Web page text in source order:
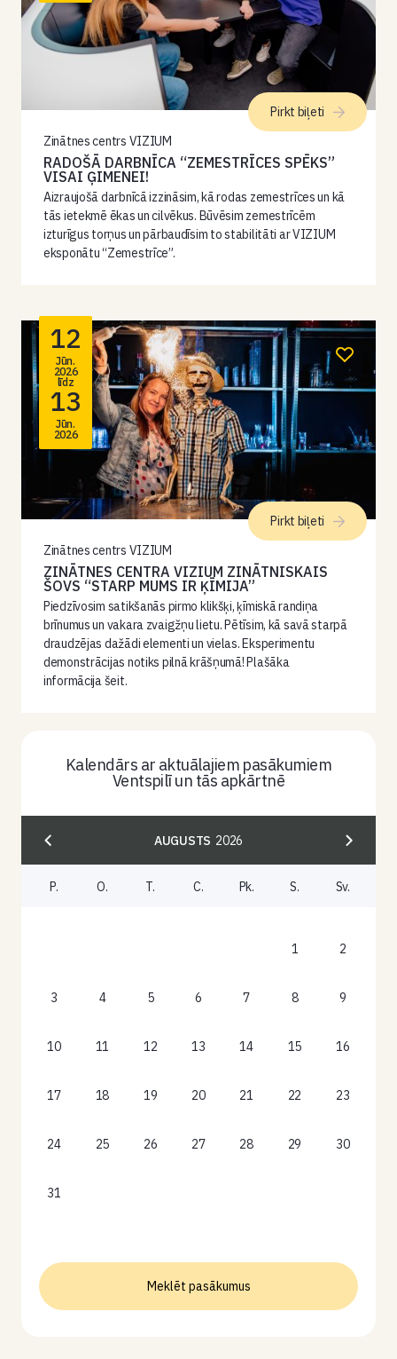
Zinātnes centrs VIZIUM
RADOŠĀ DARBNĪCA “ZEMESTRĪCES SPĒKS”
VISAI ĢIMENEI!
Aizraujošā darbnīcā izzināsim, kā rodas zemestrīces un kā
tās ietekmē ēkas un cilvēkus. Būvēsim zemestrīcēm
izturīgus torņus un pārbaudīsim to stabilitāti ar VIZIUM
eksponātu “Zemestrīce”.
Pirkt biļeti
12
Jūn.
2026
līdz
13
Jūn.
2026
Zinātnes centrs VIZIUM
ZINĀTNES CENTRA VIZIUM ZINĀTNISKAIS
ŠOVS “STARP MUMS IR ĶĪMIJA”
Piedzīvosim satikšanās pirmo klikšķi, ķīmiskā randiņa
brīnumus un vakara zvaigžņu lietu. Pētīsim, kā savā starpā
draudzējas dažādi elementi un vielas. Eksperimentu
demonstrācijas notiks pilnā krāšņumā! Plašāka
informācija šeit.
Pirkt biļeti
Kalendārs ar aktuālajiem pasākumiem
Ventspilī un tās apkārtnē
AUGUSTS 2026
P. O. T. C. Pk. S. Sv.
1 2
3 4 5 6 7 8 9
10 11 12 13 14 15 16
17 18 19 20 21 22 23
24 25 26 27 28 29 30
31
Meklēt pasākumus